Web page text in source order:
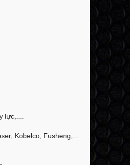
Kobelco, Fusheng,...